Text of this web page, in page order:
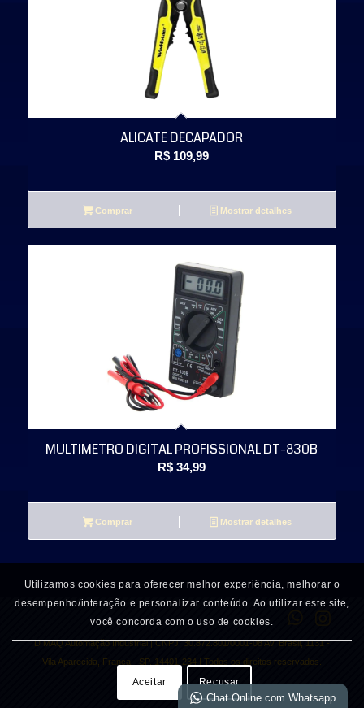
ALICATE DECAPADOR
R$ 109,99
Comprar Mostrar detalhes
MULTIMETRO DIGITAL PROFISSIONAL DT-830B
R$ 34,99
Comprar Mostrar detalhes
D MAQ Automação Industrial | CNPJ: 30.872.801/0001-08 Av. Brasil, 1131 -
Vila Aparecida, Franca - SP, 14401-234 | Todos os direitos reservados.
Utilizamos cookies para oferecer melhor experiência, melhorar o
desempenho/interação e personalizar conteúdo. Ao utilizar este site,
você concorda com o uso de cookies.
Aceitar Recusar
Chat Online com Whatsapp